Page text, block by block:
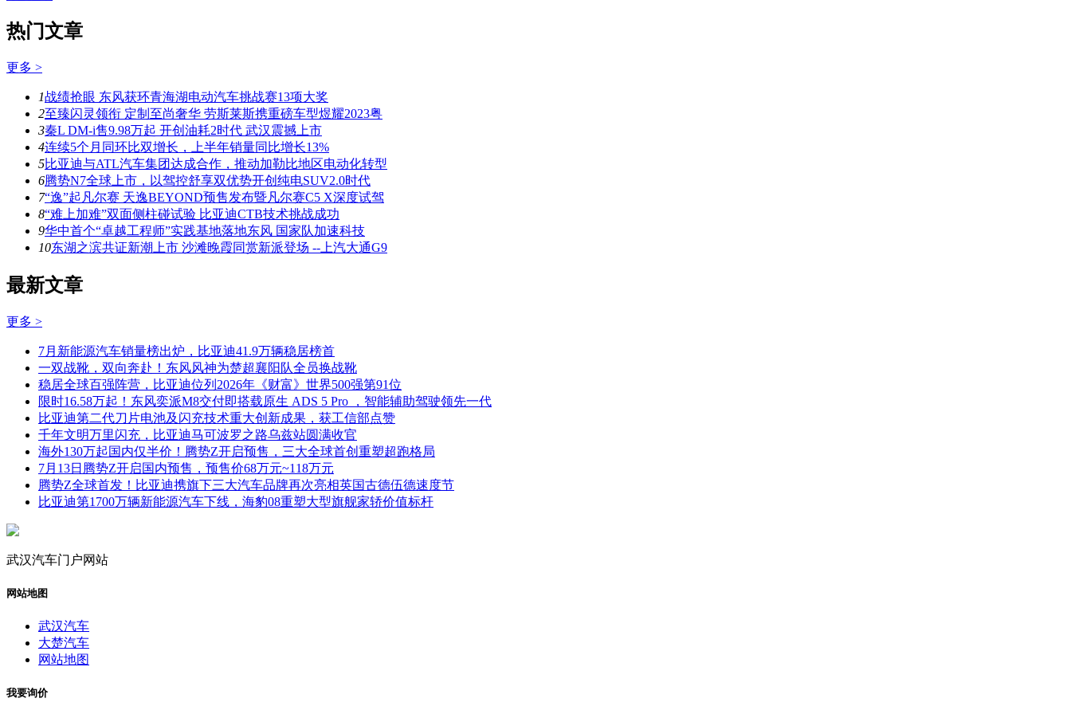
热门文章
更多 >
1战绩抢眼 东风获环青海湖电动汽车挑战赛13项大奖
2至臻闪灵领衔 定制至尚奢华 劳斯莱斯携重磅车型煜耀2023粤
3秦L DM-i售9.98万起 开创油耗2时代 武汉震撼上市
4连续5个月同环比双增长，上半年销量同比增长13%
5比亚迪与ATL汽车集团达成合作，推动加勒比地区电动化转型
6腾势N7全球上市，以驾控舒享双优势开创纯电SUV2.0时代
7“逸”起凡尔赛 天逸BEYOND预售发布暨凡尔赛C5 X深度试驾
8“难上加难”双面侧柱碰试验 比亚迪CTB技术挑战成功
9华中首个“卓越工程师”实践基地落地东风 国家队加速科技
10东湖之滨共证新潮上市 沙滩晚霞同赏新派登场 --上汽大通G9
最新文章
更多 >
7月新能源汽车销量榜出炉，比亚迪41.9万辆稳居榜首
一双战靴，双向奔赴！东风风神为楚超襄阳队全员换战靴
稳居全球百强阵营，比亚迪位列2026年《财富》世界500强第91位
限时16.58万起！东风奕派M8交付即搭载原生 ADS 5 Pro ，智能辅助驾驶领先一代
比亚迪第二代刀片电池及闪充技术重大创新成果，获工信部点赞
千年文明万里闪充，比亚迪马可波罗之路乌兹站圆满收官
海外130万起国内仅半价！腾势Z开启预售，三大全球首创重塑超跑格局
7月13日腾势Z开启国内预售，预售价68万元~118万元
腾势Z全球首发！比亚迪携旗下三大汽车品牌再次亮相英国古德伍德速度节
比亚迪第1700万辆新能源汽车下线，海豹08重塑大型旗舰家轿价值标杆
武汉汽车门户网站
网站地图
武汉汽车
大楚汽车
网站地图
我要询价